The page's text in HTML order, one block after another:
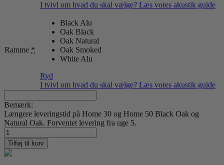
I tvivl om hvad du skal vælge? Læs vores akustik guide
Ramme *
Black Alu
Oak Black
Oak Natural
Oak Smoked
White Alu
Ryd
I tvivl om hvad du skal vælge? Læs vores akustik guide
Bemærk:
Længere leveringstid på Home 30 og Home 50 Black Oak og
Natural Oak. Forventet levering fra uge 5.
Scandinavian
Nature
23
antal
Tilføj til kurv